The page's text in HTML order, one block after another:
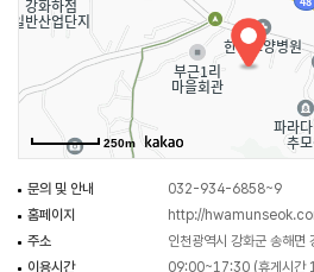
감상하거나 구매할 수 있다. 강화도의 전통과
공간에서 깊은 여운을 남기는 시간이 될 수 있다.
250m
문의 및 안내
032-934-6858~9
홈페이지
http://
주소
인천광역시 강화군 송해면
이용시간
09:00~17:30 (휴게시간